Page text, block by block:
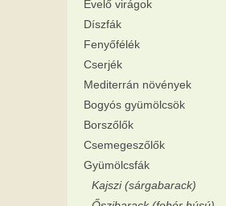
Évelő virágok
Díszfák
Fenyőfélék
Cserjék
Mediterrán növények
Bogyós gyümölcsök
Borszőlők
Csemegeszőlők
Gyümölcsfák
Kajszi (sárgabarack)